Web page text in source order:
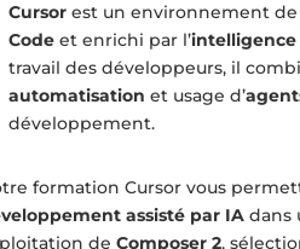
Cursor est un environnement
Code et enrichi par l’
travail des développeurs, il
automatisation et usage d’
développement.
formation Cursor vous
assisté par IA dans
deComposer 2,